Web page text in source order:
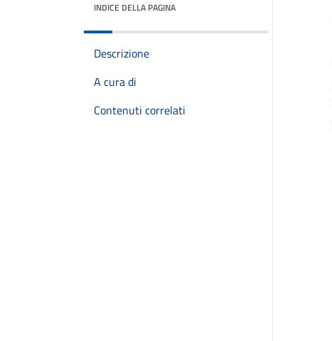
INDICE DELLA PAGINA
Descrizione
A cura di
Contenuti correlati